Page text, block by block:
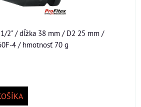
2" / dĺžka 38 mm / D2 25 mm /
4 / hmotnosť 70 g